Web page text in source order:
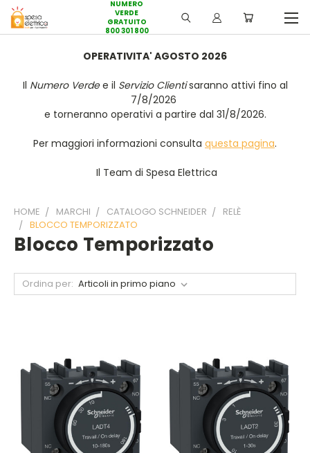
NUMERO
VERDE
GRATUITO
800 301 800
OPERATIVITA' AGOSTO 2026
Il Numero Verdee il Servizio Clientisaranno attivi fino al
7/8/2026
e torneranno operativi a partire dal 31/8/2026.
Per maggiori informazioni consulta questa pagina.
Il Team di Spesa Elettrica
HOME MARCHI CATALOGO SCHNEIDER
RELÈ
BLOCCO TEMPORIZZATO
Blocco Temporizzato
Ordina per: